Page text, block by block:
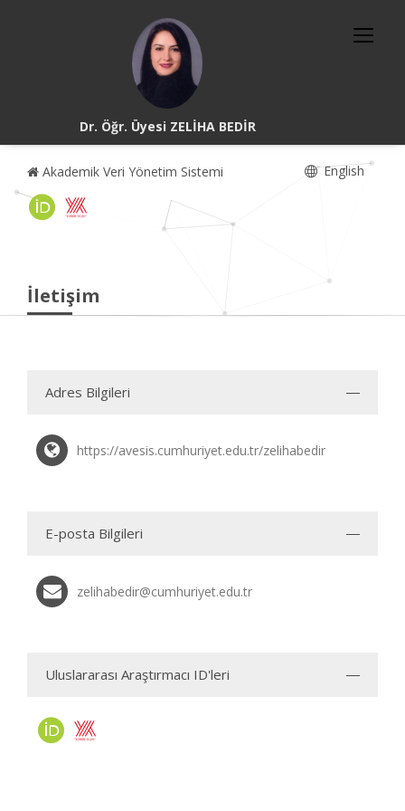
Dr. Öğr. Üyesi ZELİHA BEDİR
Akademik Veri Yönetim Sistemi English
İletişim
Adres Bilgileri
https://avesis.cumhuriyet.edu.tr/zelihabedir
E-posta Bilgileri
zelihabedir@cumhuriyet.edu.tr
Uluslararası Araştırmacı ID'leri